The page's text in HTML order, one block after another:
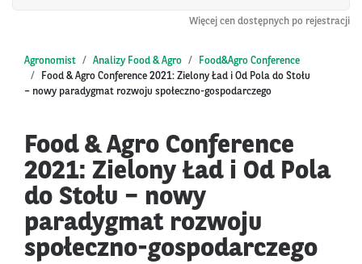
Więcej cen dostępnych po rejestracji
Agronomist Analizy Food & Agro
Food&Agro Conference
Food & Agro Conference 2021: Zielony Ład i Od Pola do Stołu
– nowy paradygmat rozwoju społeczno-gospodarczego
Food & Agro Conference
2021: Zielony Ład i Od Pola
do Stołu – nowy
paradygmat rozwoju
społeczno-gospodarczego